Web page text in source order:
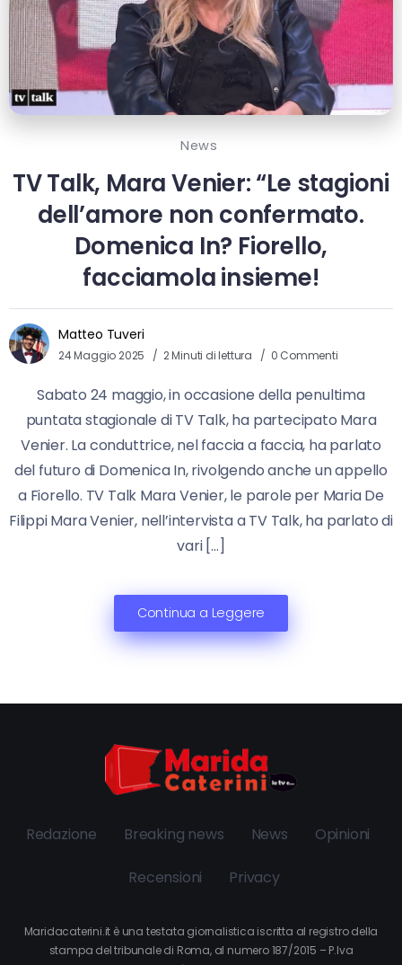
News
TV Talk, Mara Venier: “Le stagioni
dell’amore non confermato.
Domenica In? Fiorello,
facciamola insieme!
Matteo Tuveri
24 Maggio 2025 2 Minuti di lettura 0 Commenti
Sabato 24 maggio, in occasione della penultima
puntata stagionale di TV Talk, ha partecipato Mara
Venier. La conduttrice, nel faccia a faccia, ha parlato
del futuro di Domenica In, rivolgendo anche un appello
a Fiorello. TV Talk Mara Venier, le parole per Maria De
Filippi Mara Venier, nell’intervista a TV Talk, ha parlato di
vari […]
Continua a Leggere
Redazione Breaking news News Opinioni
Recensioni Privacy
Maridacaterini.it è una testata giornalistica iscritta al registro della
stampa del tribunale di Roma, al numero 187/2015 – P.Iva